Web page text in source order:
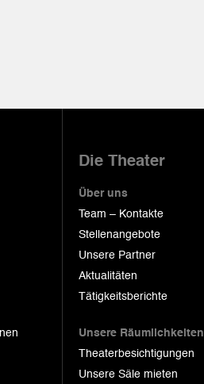
Die Theater
Über uns
Team – Kontakte
Stellenangebote
Unsere Partner
Aktualitäten
Tätigkeitsberichte
Unsere Räumlichkeiten
Theaterbesichtigungen
Unsere Säle mieten